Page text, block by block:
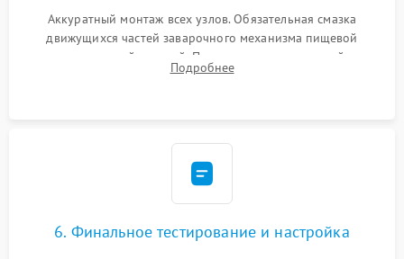
Аккуратный монтаж всех узлов. Обязательная смазка
движущихся частей заварочного механизма пищевой
силиконовой смазкой. Проведение программной
декальцинации и очистки системы от кофейных масел.
Подробнее
6. Финальное тестирование и настройка